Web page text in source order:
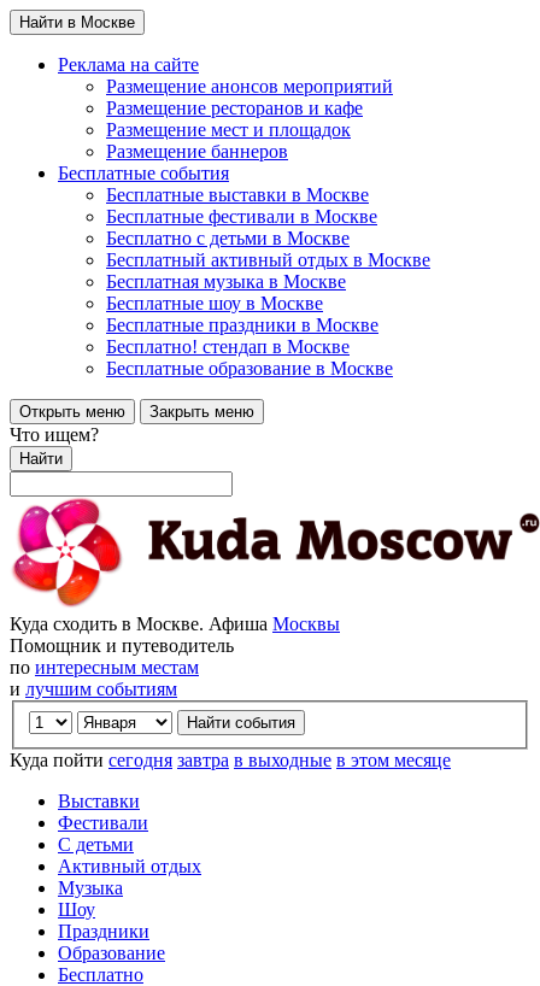
Найти в Москве
Реклама на сайте
Размещение анонсов мероприятий
Размещение ресторанов и кафе
Размещение мест и площадок
Размещение баннеров
Бесплатные события
Бесплатные выставки в Москве
Бесплатные фестивали в Москве
Бесплатно с детьми в Москве
Бесплатный активный отдых в Москве
Бесплатная музыка в Москве
Бесплатные шоу в Москве
Бесплатные праздники в Москве
Бесплатно! стендап в Москве
Бесплатные образование в Москве
Открыть меню Закрыть меню
Что ищем?
Найти
Куда сходить в Москве. Афиша Москвы
Помощник и путеводитель
по интересным местам
и лучшим событиям
Куда пойти сегодня завтра в выходные в этом месяце
Выставки
Фестивали
С детьми
Активный отдых
Музыка
Шоу
Праздники
Образование
Бесплатно